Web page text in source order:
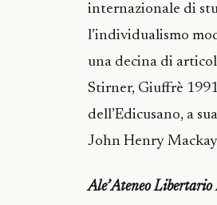
internazionale di
l’individualismo
una decina di
Stirner, Giuffrè
dell’Edicusano, a
John Henry
Ale’ Ateneo Libertario